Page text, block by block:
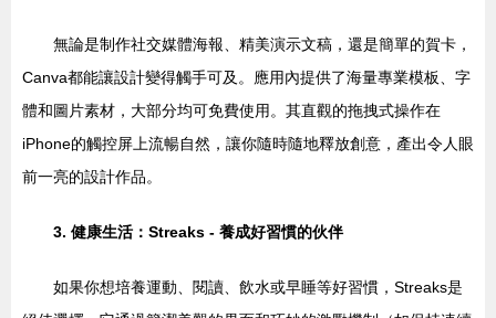
無論是制作社交媒體海報、精美演示文稿，還是簡單的賀卡，
Canva都能讓設計變得觸手可及。應用內提供了海量專業模板、字
體和圖片素材，大部分均可免費使用。其直觀的拖拽式操作在
iPhone的觸控屏上流暢自然，讓你隨時隨地釋放創意，產出令人眼
前一亮的設計作品。
3. 健康生活：Streaks - 養成好習慣的伙伴
如果你想培養運動、閱讀、飲水或早睡等好習慣，Streaks是